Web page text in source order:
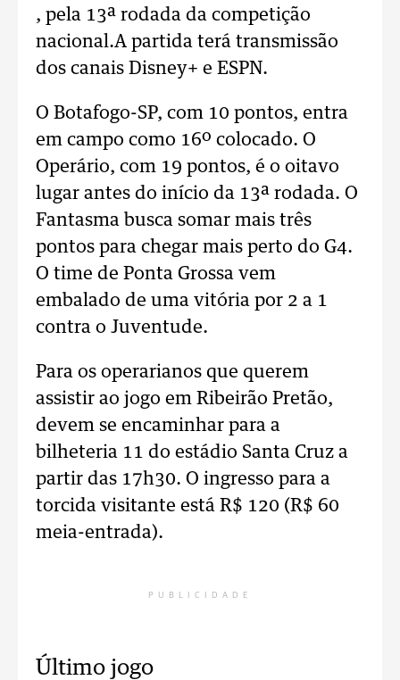
, pela 13ª rodada da competição
nacional.A partida terá transmissão
dos canais Disney+ e ESPN.
O Botafogo-SP, com 10 pontos, entra
em campo como 16º colocado. O
Operário, com 19 pontos, é o oitavo
lugar antes do início da 13ª rodada. O
Fantasma busca somar mais três
pontos para chegar mais perto do G4.
O time de Ponta Grossa vem
embalado de uma vitória por 2 a 1
contra o Juventude.
Para os operarianos que querem
assistir ao jogo em Ribeirão Pretão,
devem se encaminhar para a
bilheteria 11 do estádio Santa Cruz a
partir das 17h30. O ingresso para a
torcida visitante está R$ 120 (R$ 60
meia-entrada).
PUBLICIDADE
Último jogo